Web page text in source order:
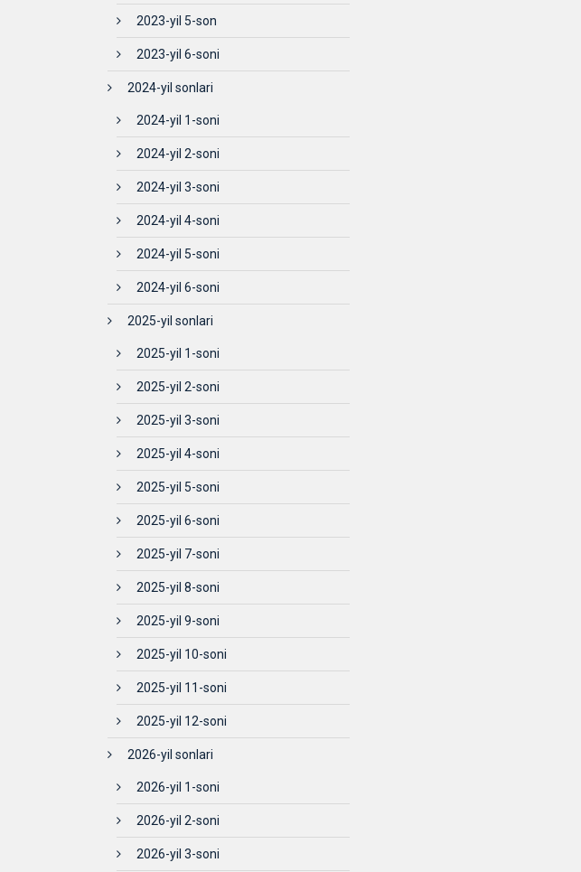
2023-yil 5-son
2023-yil 6-soni
2024-yil sonlari
2024-yil 1-soni
2024-yil 2-soni
2024-yil 3-soni
2024-yil 4-soni
2024-yil 5-soni
2024-yil 6-soni
2025-yil sonlari
2025-yil 1-soni
2025-yil 2-soni
2025-yil 3-soni
2025-yil 4-soni
2025-yil 5-soni
2025-yil 6-soni
2025-yil 7-soni
2025-yil 8-soni
2025-yil 9-soni
2025-yil 10-soni
2025-yil 11-soni
2025-yil 12-soni
2026-yil sonlari
2026-yil 1-soni
2026-yil 2-soni
2026-yil 3-soni